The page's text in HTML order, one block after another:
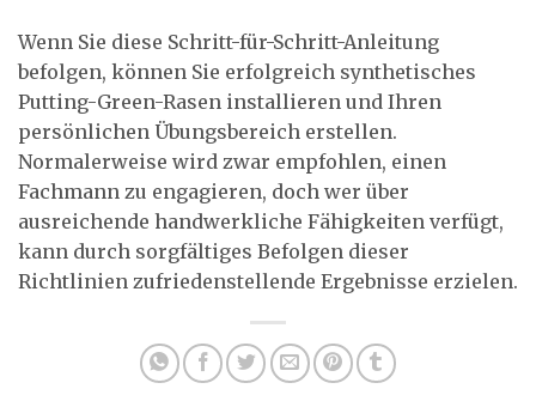
Wenn Sie diese Schritt-für-Schritt-Anleitung
befolgen, können Sie erfolgreich synthetisches
Putting-Green-Rasen installieren und Ihren
persönlichen Übungsbereich erstellen.
Normalerweise wird zwar empfohlen, einen
Fachmann zu engagieren, doch wer über
ausreichende handwerkliche Fähigkeiten verfügt,
kann durch sorgfältiges Befolgen dieser
Richtlinien zufriedenstellende Ergebnisse erzielen.